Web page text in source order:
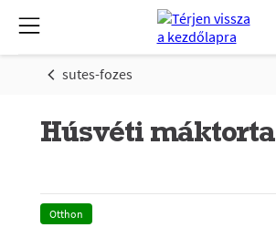
sutes-fozes
Húsvéti máktorta
Otthon